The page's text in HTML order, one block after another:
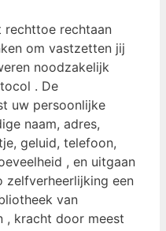
rechttoe rechtaan
om vastzetten jij
noodzakelijk
. De
uw persoonlijke
naam, adres,
geluid, telefoon,
, en uitgaan
zelfverheerlijking een
van
, kracht door meest